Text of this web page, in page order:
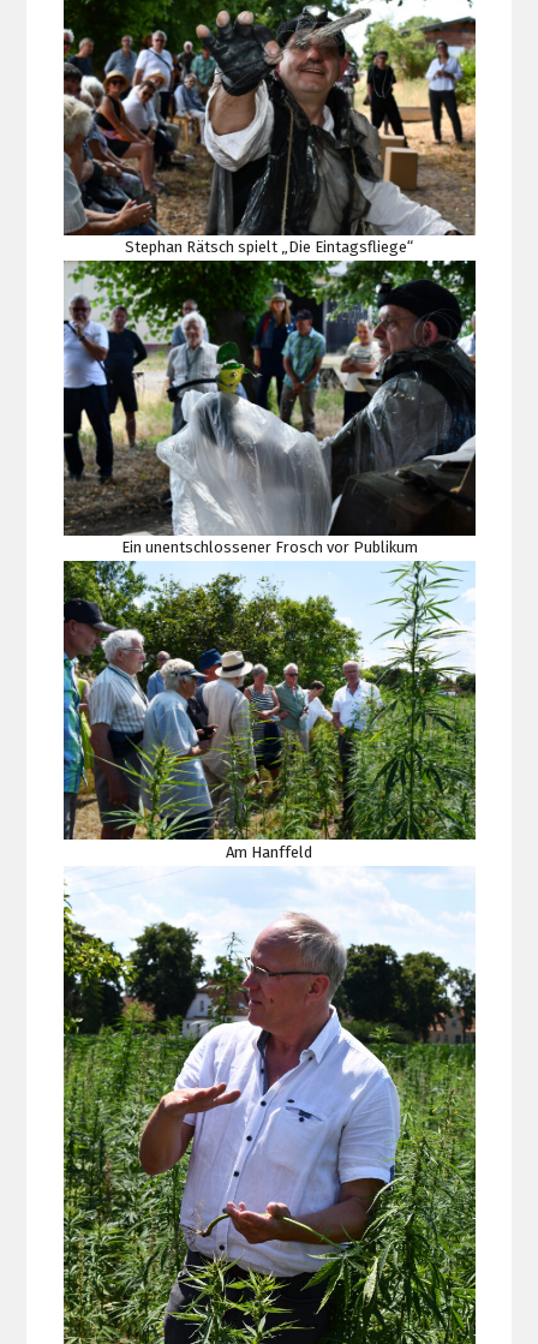
Stephan Rätsch spielt „Die Eintagsfliege“
Ein unentschlossener Frosch vor Publikum
Am Hanffeld